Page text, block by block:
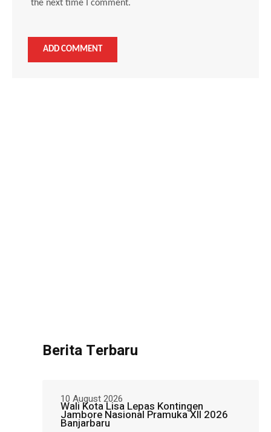
the next time I comment.
Berita Terbaru
Wali Kota Lisa Lepas Kontingen
Jambore Nasional Pramuka XII 2026
Banjarbaru
10 August 2026